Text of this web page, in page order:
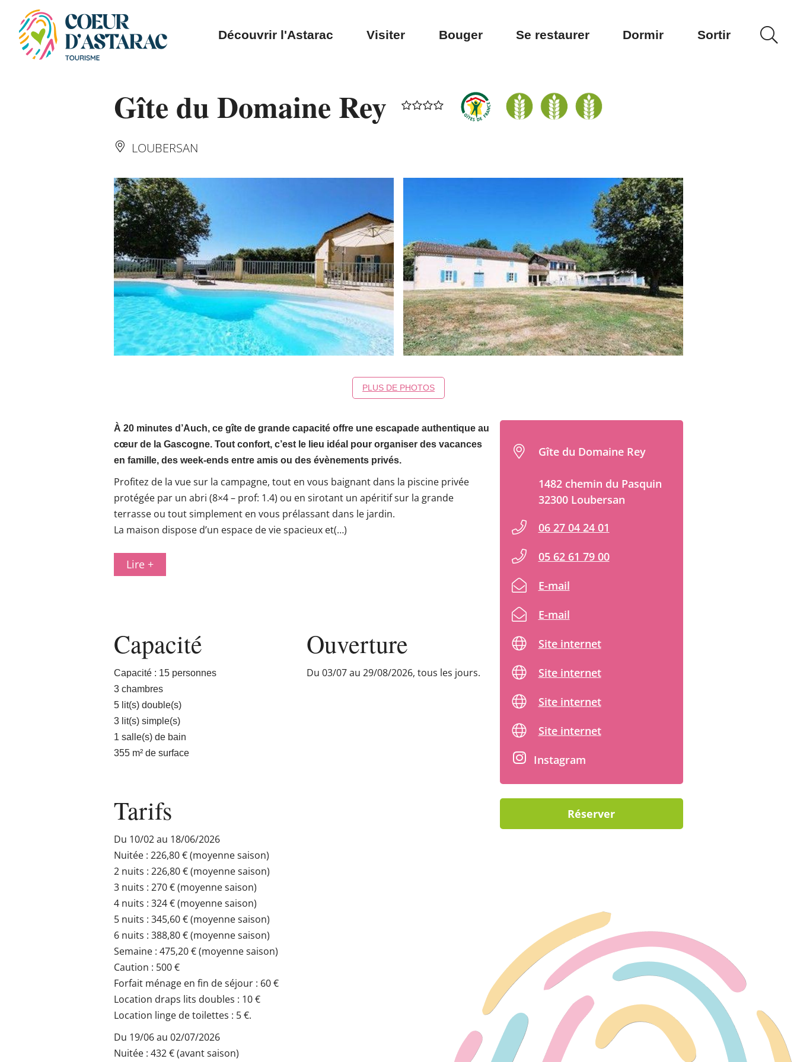
Panneau de gestion des cookies
Découvrir l'Astarac Visiter Bouger Se restaurer Dormir Sortir
Gîte du Domaine Rey
LOUBERSAN
PLUS DE PHOTOS
À 20 minutes d’Auch, ce gîte de grande capacité offre une escapade authentique au
cœur de la Gascogne. Tout confort, c’est le lieu idéal pour organiser des vacances
en famille, des week-ends entre amis ou des évènements privés.
Profitez de la vue sur la campagne, tout en vous baignant dans la piscine privée
protégée par un abri (8×4 – prof: 1.4) ou en sirotant un apéritif sur la grande
terrasse ou tout simplement en vous prélassant dans le jardin.
La maison dispose d’un espace de vie spacieux et(…)
Lire +
Capacité
Capacité : 15 personnes
3 chambres
5 lit(s) double(s)
3 lit(s) simple(s)
1 salle(s) de bain
355 m² de surface
Ouverture
Du 03/07 au 29/08/2026, tous les jours.
Tarifs
Du 10/02 au 18/06/2026
Nuitée : 226,80 € (moyenne saison)
2 nuits : 226,80 € (moyenne saison)
3 nuits : 270 € (moyenne saison)
4 nuits : 324 € (moyenne saison)
5 nuits : 345,60 € (moyenne saison)
6 nuits : 388,80 € (moyenne saison)
Semaine : 475,20 € (moyenne saison)
Caution : 500 €
Forfait ménage en fin de séjour : 60 €
Location draps lits doubles : 10 €
Location linge de toilettes : 5 €.
Du 19/06 au 02/07/2026
Nuitée : 432 € (avant saison)
Gîte du Domaine Rey
1482 chemin du Pasquin
32300 Loubersan
06 27 04 24 01
05 62 61 79 00
E-mail
E-mail
Site internet
Site internet
Site internet
Site internet
Instagram
Réserver